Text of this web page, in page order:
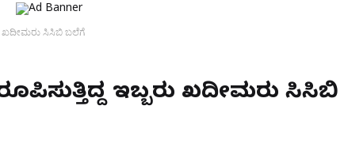
ಖದೀಮರು ಸಿಸಿಬಿ ಬಲೆಗೆ
ಇಬ್ಬರು ಖದೀಮರು ಸಿಸಿಬಿ